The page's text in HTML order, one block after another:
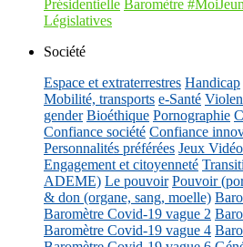
Présidentielle Baromètre
Législatives
Société
Espace et extraterrestres Handicap
Mobilité, transports e-Santé
gender Bioéthique Pornographie
Confiance société Confiance
Personnalités préférées Jeux
Engagement et citoyenneté
ADEME) Le pouvoir Pouvoir
& don (organe, sang, moelle)
Baromètre Covid-19 vague 2
Baromètre Covid-19 vague 4